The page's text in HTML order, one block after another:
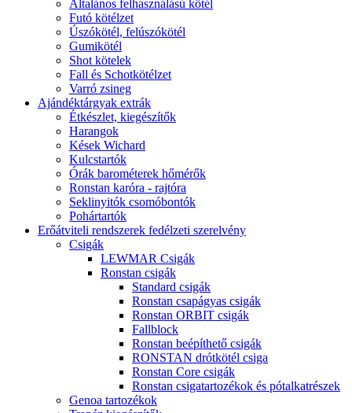
Általános felhasználású kötél
Futó kötélzet
Úszókötél, felúszókötél
Gumikötél
Shot kötelek
Fall és Schotkötélzet
Varró zsineg
Ajándéktárgyak extrák
Étkészlet, kiegészítők
Harangok
Kések Wichard
Kulcstartók
Órák barométerek hőmérők
Ronstan karóra - rajtóra
Seklinyitók csomóbontók
Pohártartók
Erőátviteli rendszerek fedélzeti szerelvény
Csigák
LEWMAR Csigák
Ronstan csigák
Standard csigák
Ronstan csapágyas csigák
Ronstan ORBIT csigák
Fallblock
Ronstan beépíthető csigák
RONSTAN drótkötél csiga
Ronstan Core csigák
Ronstan csigatartozékok és pótalkatrészek
Genoa tartozékok